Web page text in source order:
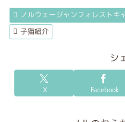
ノルウェージャンフォレストキ
子猫紹介
シ
X Facebook